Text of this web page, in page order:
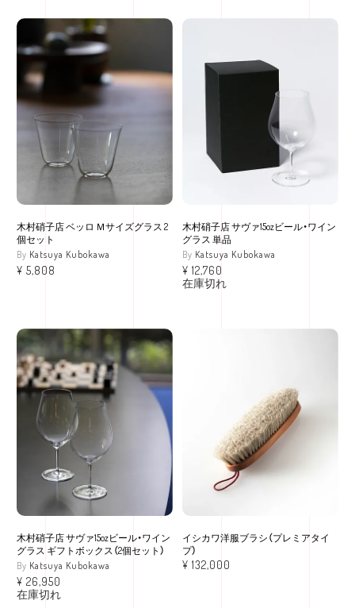
木村硝子店 ベッロ Ｍサイズグラス 2
個セット
Katsuya Kubokawa
¥ 5,808
木村硝子店 サヴァ15ozビール・ワイン
グラス 単品
Katsuya Kubokawa
¥ 12,760
在庫切れ
木村硝子店 サヴァ15ozビール・ワイン
グラス ギフトボックス（2個セット）
Katsuya Kubokawa
¥ 26,950
在庫切れ
イシカワ洋服ブラシ（プレミアタイ
プ）
¥ 132,000